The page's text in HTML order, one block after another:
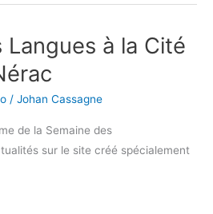
Langues à la Cité
/ Johan Cassagne
de la Semaine des
sur le site créé spécialement